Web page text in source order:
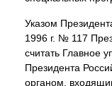
Указом
1996 г. № 117
считать Главное
Президента
органом,